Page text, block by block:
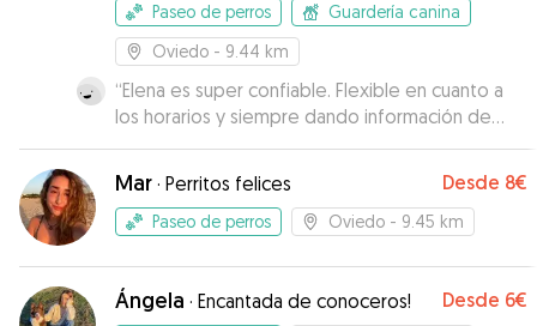
Paseo de perros
Guardería canina
Oviedo - 9.44 km
“Elena es super confiable. Flexible en cuanto a
los horarios y siempre dando información de
como la estaba pasando Moka. Totalmente
recomendable.
Mar · Perritos felices Desde 8€
Paseo de perros Oviedo - 9.45 km
Ángela · Encantada de conoceros! Desde 6€